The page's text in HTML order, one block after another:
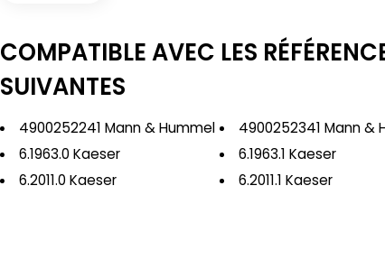
COMPATIBLE AVEC LES
SUIVANTES
4900252241 Mann & Hummel 4900252341 Mann &
6.1963.0 Kaeser
6.1963.1 Kaeser
6.2011.0 Kaeser
6.2011.1 Kaeser